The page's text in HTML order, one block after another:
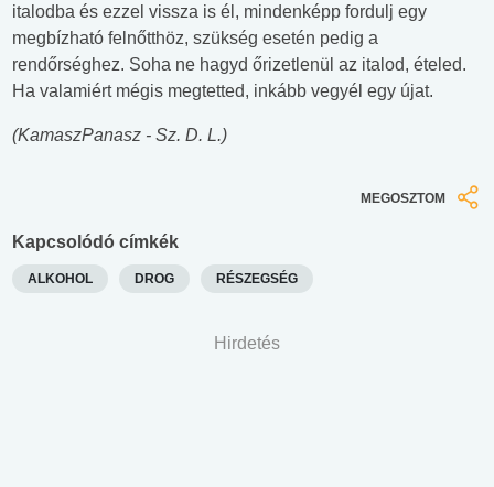
italodba és ezzel vissza is él, mindenképp fordulj egy
megbízható felnőtthöz, szükség esetén pedig a
rendőrséghez. Soha ne hagyd őrizetlenül az italod, ételed.
Ha valamiért mégis megtetted, inkább vegyél egy újat.
(KamaszPanasz - Sz. D. L.)
MEGOSZTOM
Kapcsolódó címkék
ALKOHOL DROG RÉSZEGSÉG
Hirdetés